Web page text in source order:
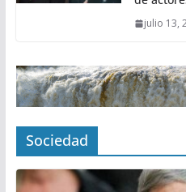
julio 13,
Sociedad